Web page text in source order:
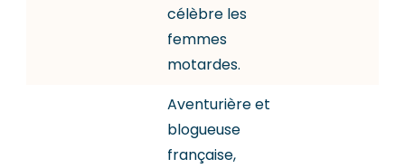
célèbre les
femmes
motardes.
Aventurière et
blogueuse
française,